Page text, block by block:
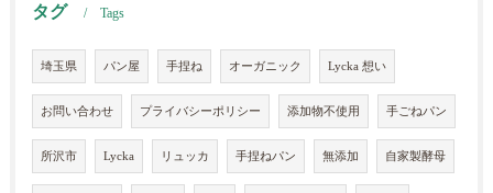
タグ Tags
埼玉県 パン屋 手捏ね オーガニック Lycka 想い
お問い合わせ プライバシーポリシー 添加物不使用 手ごねパン
所沢市 Lycka リュッカ 手捏ねパン 無添加 自家製酵母